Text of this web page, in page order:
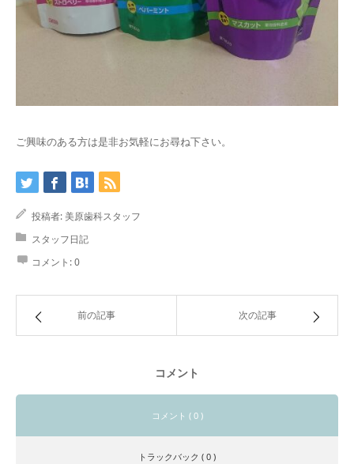
ご興味のある方は是非お気軽にお尋ね下さい。
投稿者:美原歯科スタッフ
スタッフ日記
コメント:0
前の記事 次の記事
コメント
コメント ( 0 )
トラックバック ( 0 )